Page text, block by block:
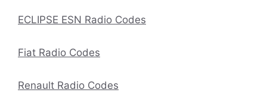
ECLIPSE ESN Radio Codes
Fiat Radio Codes
Renault Radio Codes